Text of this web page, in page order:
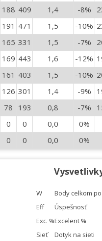
188 409 1,4 -8%
191 471 1,5 -10%
165 331 1,5 -7%
169 443 1,6 -12%
161 403 1,5 -10%
126 301 1,4 -9%
78 193 0,8 -7%
0 0 0,0 0%
0 0 0,0 0%
W
Body celkom
Eff
Úspešnosť
Exc. %Excelent %
Sieť
Dotyk na sieti